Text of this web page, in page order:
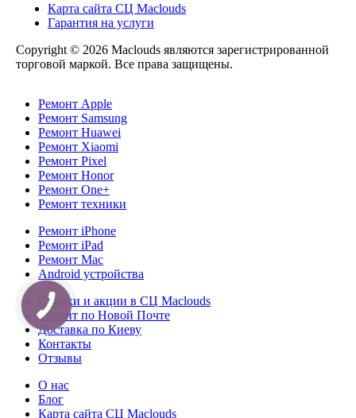
Карта сайта СЦ Maclouds
Гарантия на услуги
Copyright © 2026 Maclouds являются зарегистрированной
торговой маркой. Все права защищены.
Ремонт Apple
Ремонт Samsung
Ремонт Huawei
Ремонт Xiaomi
Ремонт Pixel
Ремонт Honor
Ремонт One+
Ремонт техники
Ремонт iPhone
Ремонт iPad
Ремонт Mac
Android устройства
Скидки и акции в СЦ Maclouds
Ремонт по Новой Почте
Доставка по Киеву
Контакты
Отзывы
О нас
Блог
Карта сайта СЦ Maclouds